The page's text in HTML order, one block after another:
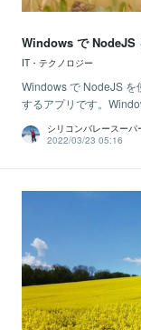
Windows で NodeJS
IT・テクノロジー
Windows で NodeJS を
するアプリです。
シリコンバレースーパ
2022/03/23 05:16